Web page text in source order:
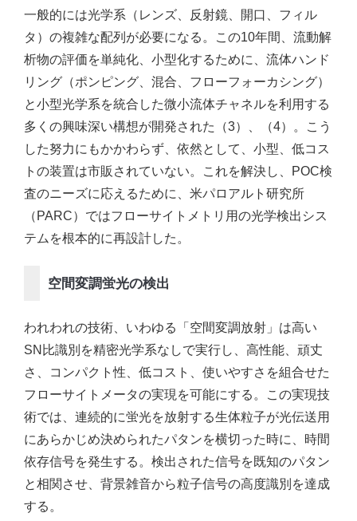
一般的には光学系（レンズ、反射鏡、開口、フィル
タ）の複雑な配列が必要になる。この10年間、流動解
析物の評価を単純化、小型化するために、流体ハンド
リング（ポンピング、混合、フローフォーカシング）
と小型光学系を統合した微小流体チャネルを利用する
多くの興味深い構想が開発された（3）、（4）。こう
した努力にもかかわらず、依然として、小型、低コス
トの装置は市販されていない。これを解決し、POC検
査のニーズに応えるために、米パロアルト研究所
（PARC）ではフローサイトメトリ用の光学検出シス
テムを根本的に再設計した。
空間変調蛍光の検出
われわれの技術、いわゆる「空間変調放射」は高い
SN比識別を精密光学系なしで実行し、高性能、頑丈
さ、コンパクト性、低コスト、使いやすさを組合せた
フローサイトメータの実現を可能にする。この実現技
術では、連続的に蛍光を放射する生体粒子が光伝送用
にあらかじめ決められたパタンを横切った時に、時間
依存信号を発生する。検出された信号を既知のパタン
と相関させ、背景雑音から粒子信号の高度識別を達成
する。